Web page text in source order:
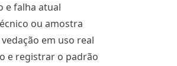
e falha atual
ou amostra
em uso real
e registrar o padrão